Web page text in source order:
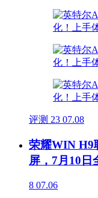
评测 23 07.08
荣耀WIN H9
屏，7月10日
8 07.06